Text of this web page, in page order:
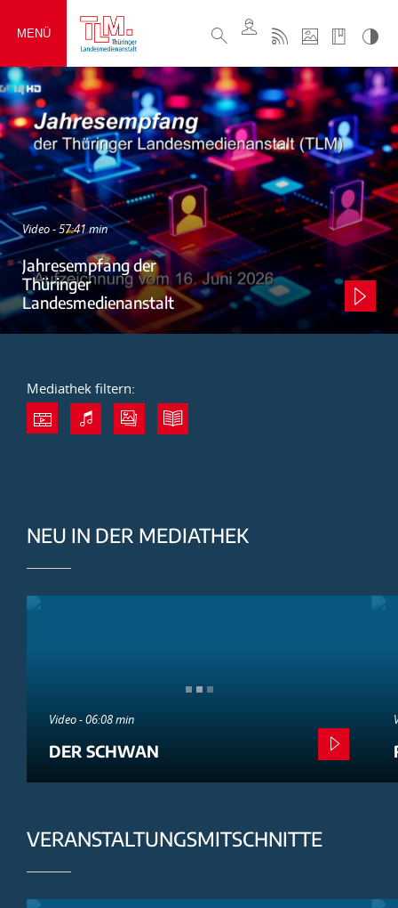
MENÜ
Video - 57:41 min
Jahresempfang der
Thüringer
Landesmedienanstalt
Mediathek filtern:
NEU IN DER MEDIATHEK
Video - 06:08 min
DER SCHWAN
VERANSTALTUNGSMITSCHNITTE